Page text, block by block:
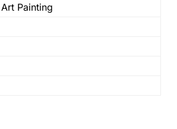
Art Painting